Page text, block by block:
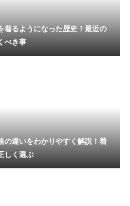
着るようになった歴史！最近の
べき事
の違いをわかりやすく解説！着
しく選ぶ